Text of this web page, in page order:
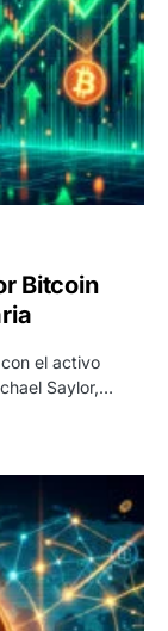
Bitcoin
el activo
Saylor,…